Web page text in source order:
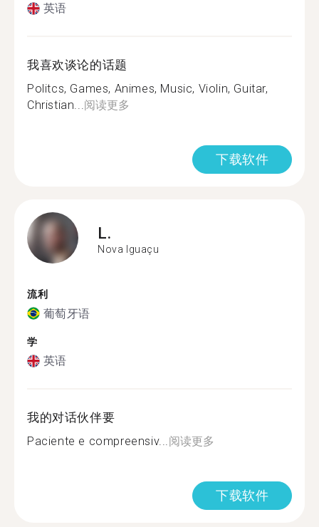
英语
我喜欢谈论的话题
Politcs, Games, Animes, Music, Violin, Guitar,
Christian...阅读更多
下载软件
L.
Nova Iguaçu
流利
葡萄牙语
学
英语
我的对话伙伴要
Paciente e compreensiv...阅读更多
下载软件